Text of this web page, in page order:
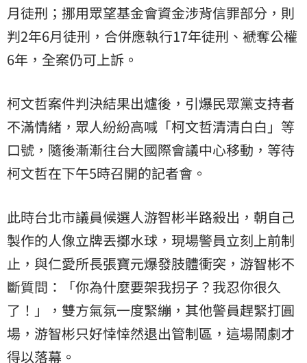
月徒刑；挪用眾望基金會資金涉背信罪部分，則
判2年6月徒刑，合併應執行17年徒刑、褫奪公權
6年，全案仍可上訴。
柯文哲案件判決結果出爐後，引爆民眾黨支持者
不滿情緒，眾人紛紛高喊「柯文哲清清白白」等
口號，隨後漸漸往台大國際會議中心移動，等待
柯文哲在下午5時召開的記者會。
此時台北市議員候選人游智彬半路殺出，朝自己
製作的人像立牌丟擲水球，現場警員立刻上前制
止，與仁愛所長張寶元爆發肢體衝突，游智彬不
斷質問：「你為什麼要架我拐子？我忍你很久
了！」，雙方氣氛一度緊繃，其他警員趕緊打圓
場，游智彬只好悻悻然退出管制區，這場鬧劇才
得以落幕。